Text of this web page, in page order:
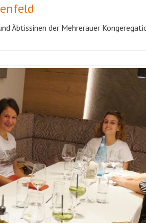
Äbtissinen der Mehrerauer